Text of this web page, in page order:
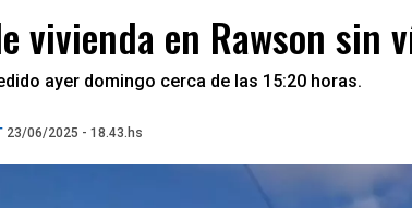
vivienda en Rawson sin
ayer domingo cerca de las 15:20 horas.
23/06/2025 - 18.43.hs